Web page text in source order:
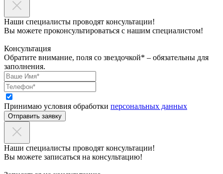
Наши специалисты проводят консультации!
Вы можете проконсультироваться с нашим специалистом!
Консультация
Обратите внимание, поля со звездочкой* – обязательны для
заполнения.
Принимаю условия обработки персональных данных
Отправить заявку
Наши специалисты проводят консультации!
Вы можете записаться на консультацию!